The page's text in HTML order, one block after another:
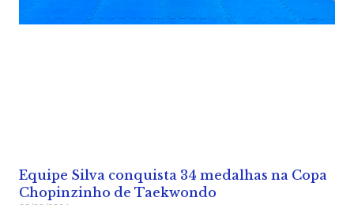
Equipe Silva conquista 34 medalhas na Copa
Chopinzinho de Taekwondo